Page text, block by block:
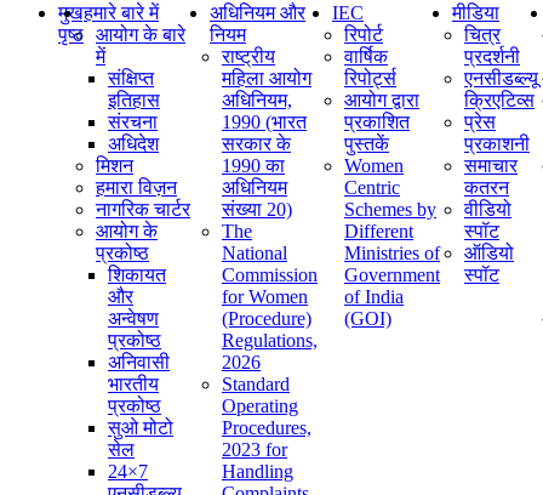
मुख
पृष्ठ
हमारे बारे में
आयोग के बारे
में
संक्षिप्‍त
इतिहास
संरचना
अधिदेश
मिशन
हमारा विज़न
नागरिक चार्टर
आयोग के
प्रकोष्ठ
शिकायत
और
अन्वेषण
प्रकोष्ठ
अनिवासी
भारतीय
प्रकोष्ठ
सुओ मोटो
सेल
24×7
अधिनियम और
नियम
राष्ट्रीय
महिला आयोग
अधिनियम,
1990 (भारत
सरकार के
1990 का
अधिनियम
संख्या 20)
The
National
Commission
for Women
(Procedure)
Regulations,
2026
Standard
Operating
Procedures,
2023 for
Handling
IEC
रिपोर्ट
वार्षिक
रिपोर्ट्स
आयोग द्वारा
प्रकाशित
पुस्तकें
Women
Centric
Schemes by
Different
Ministries of
Government
of India
(GOI)
मीडिया
चित्र
प्रदर्शनी
एनसीडब्ल्यू
क्रिएटिव्स
प्रेस
प्रकाशनी
समाचार
कतरन
वीडियो
स्पॉट
ऑडियो
स्पॉट